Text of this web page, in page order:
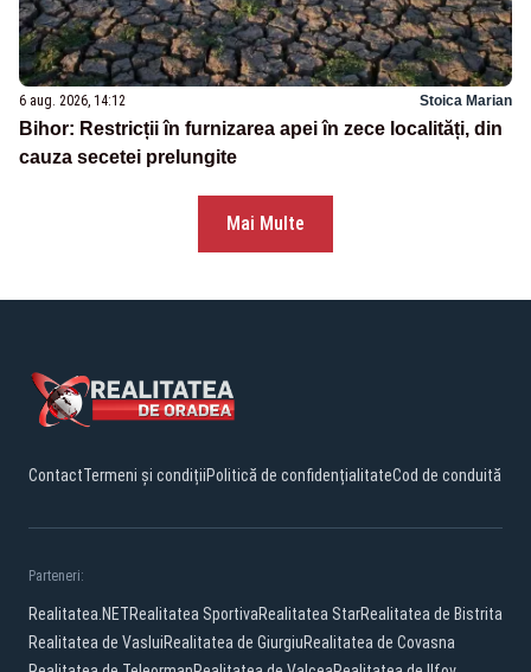
6 aug. 2026, 14:12 Stoica Marian
Bihor: Restricții în furnizarea apei în zece localități, din
cauza secetei prelungite
Mai Multe
ContactTermeni și condițiiPolitică de confidențialitateCod de conduită
Parteneri:
Realitatea.NETRealitatea SportivaRealitatea StarRealitatea de Bistrita
Realitatea de VasluiRealitatea de GiurgiuRealitatea de Covasna